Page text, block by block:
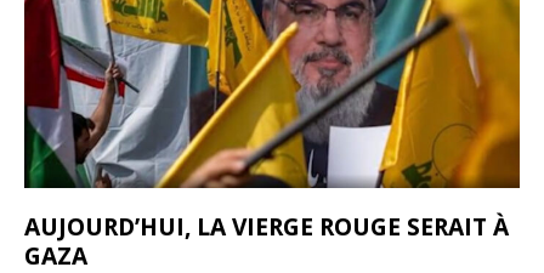
AUJOURD’HUI, LA VIERGE ROUGE SERAIT À
GAZA